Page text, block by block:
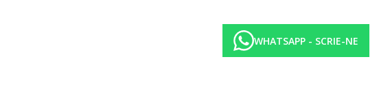
WHATSAPP - SCRIE-NE